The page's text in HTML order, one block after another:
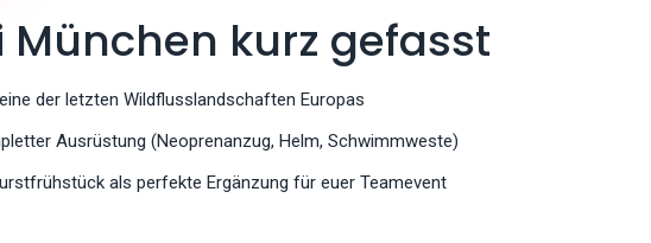
München kurz gefasst
der letzten Wildflusslandschaften Europas
Ausrüstung (Neoprenanzug, Helm, Schwimmweste)
als perfekte Ergänzung für euer Teamevent